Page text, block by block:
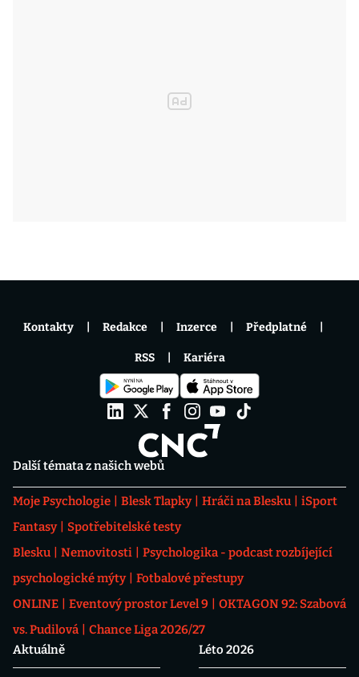
Další témata z našich webů
Moje Psychologie Blesk Tlapky Hráči na Blesku
iSport
Fantasy
Spotřebitelské testy
Blesku
Nemovitosti
Psychologika - podcast rozbíjející
psychologické mýty
Fotbalové přestupy
ONLINE
Eventový prostor Level 9
OKTAGON 92: Szabová
vs. Pudilová
Chance Liga 2026/27
Aktuálně
Léto 2026
Kontakty Redakce Inzerce Předplatné
RSS Kariéra